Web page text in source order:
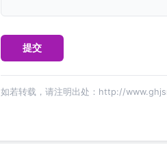
如若转载，请注明出处：http://